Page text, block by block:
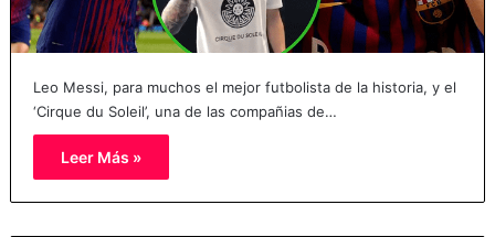
Leo Messi, para muchos el mejor futbolista de la historia, y el
‘Cirque du Soleil’, una de las compañias de…
Leer Más »